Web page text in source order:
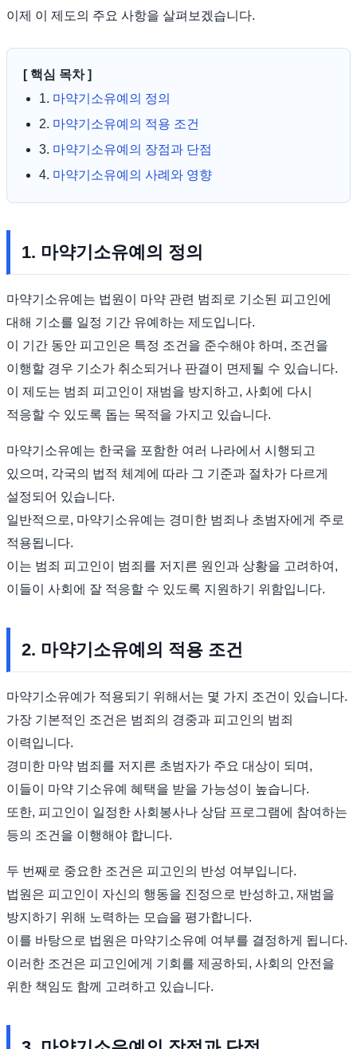
이제 이 제도의 주요 사항을 살펴보겠습니다.
[ 핵심 목차 ]
1. 마약기소유예의 정의
2. 마약기소유예의 적용 조건
3. 마약기소유예의 장점과 단점
4. 마약기소유예의 사례와 영향
1. 마약기소유예의 정의
마약기소유예는 법원이 마약 관련 범죄로 기소된 피고인에
대해 기소를 일정 기간 유예하는 제도입니다.
이 기간 동안 피고인은 특정 조건을 준수해야 하며, 조건을
이행할 경우 기소가 취소되거나 판결이 면제될 수 있습니다.
이 제도는 범죄 피고인이 재범을 방지하고, 사회에 다시
적응할 수 있도록 돕는 목적을 가지고 있습니다.
마약기소유예는 한국을 포함한 여러 나라에서 시행되고
있으며, 각국의 법적 체계에 따라 그 기준과 절차가 다르게
설정되어 있습니다.
일반적으로, 마약기소유예는 경미한 범죄나 초범자에게 주로
적용됩니다.
이는 범죄 피고인이 범죄를 저지른 원인과 상황을 고려하여,
이들이 사회에 잘 적응할 수 있도록 지원하기 위함입니다.
2. 마약기소유예의 적용 조건
마약기소유예가 적용되기 위해서는 몇 가지 조건이 있습니다.
가장 기본적인 조건은 범죄의 경중과 피고인의 범죄
이력입니다.
경미한 마약 범죄를 저지른 초범자가 주요 대상이 되며,
이들이 마약 기소유예 혜택을 받을 가능성이 높습니다.
또한, 피고인이 일정한 사회봉사나 상담 프로그램에 참여하는
등의 조건을 이행해야 합니다.
두 번째로 중요한 조건은 피고인의 반성 여부입니다.
법원은 피고인이 자신의 행동을 진정으로 반성하고, 재범을
방지하기 위해 노력하는 모습을 평가합니다.
이를 바탕으로 법원은 마약기소유예 여부를 결정하게 됩니다.
이러한 조건은 피고인에게 기회를 제공하되, 사회의 안전을
위한 책임도 함께 고려하고 있습니다.